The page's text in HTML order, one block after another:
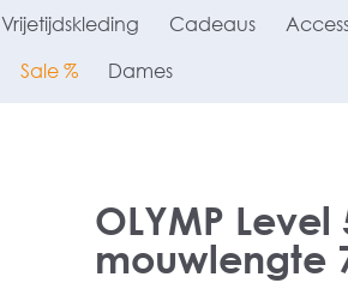
Vrijetijdskleding Cadeaus
Sale % Dames
OLYMP
mouwlengte